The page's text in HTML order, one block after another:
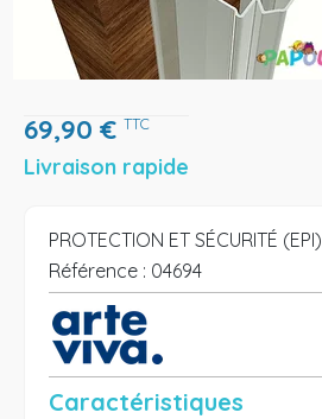
69,90 € TTC
Livraison rapide
PROTECTION ET SÉCURITÉ (EPI)
Référence : 04694
Caractéristiques